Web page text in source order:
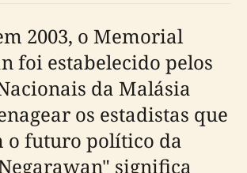
2003, o Memorial
foi estabelecido pelos
da Malásia
os estadistas que
o futuro político da
significa